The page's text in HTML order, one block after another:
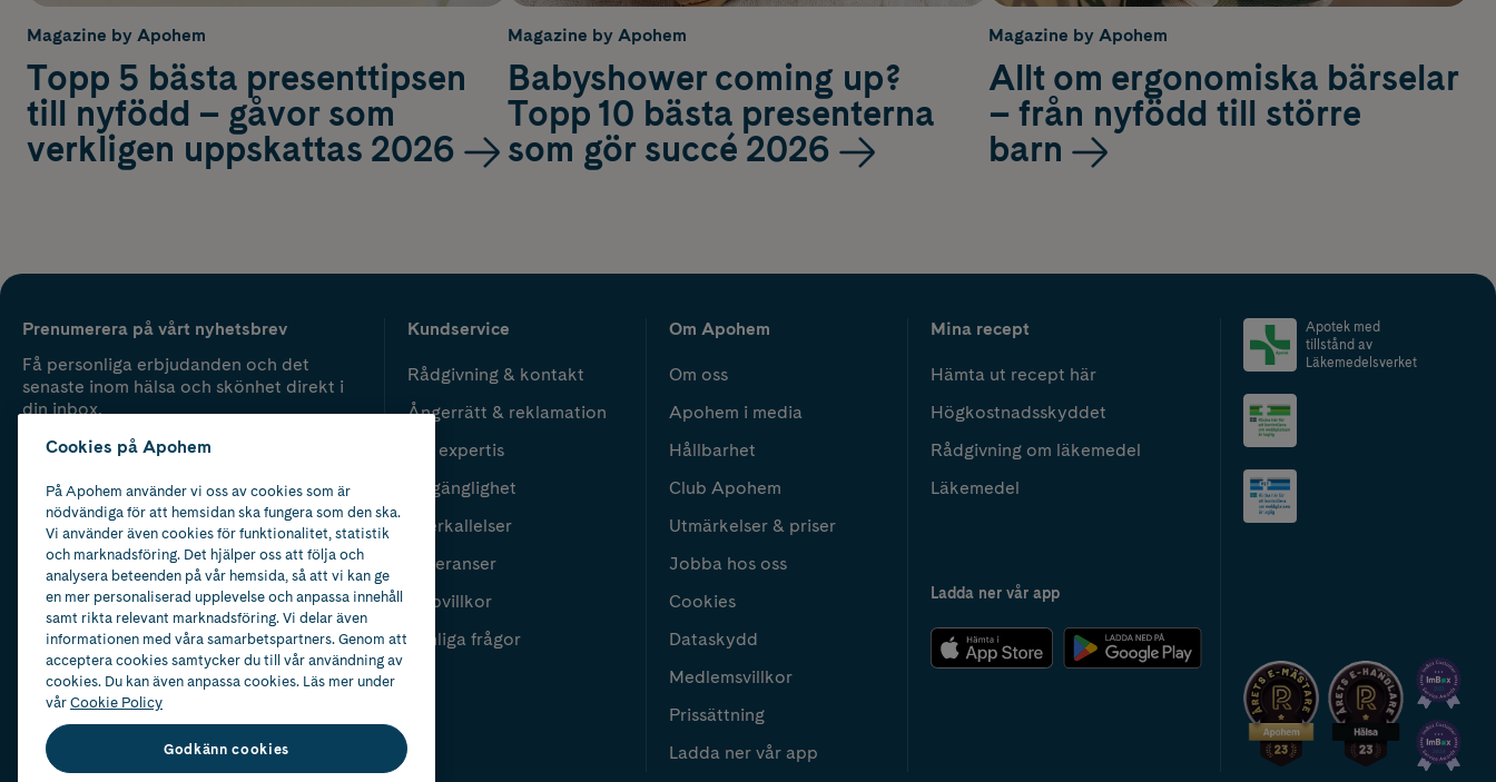
Magazine by Apohem
Topp 5 bästa presenttipsen
till nyfödd – gåvor som
verkligen uppskattas 2026
Magazine by Apohem
Babyshower coming up?
Topp 10 bästa presenterna
som gör succé 2026
Magazine by Apohem
Allt om ergonomiska bärselar
– från nyfödd till större
barn
Prenumerera på vårt nyhetsbrev
Få personliga erbjudanden och det
senaste inom hälsa och skönhet direkt i
din inbox.
Kundservice
Rådgivning & kontakt
Ångerrätt & reklamation
Vår expertis
Tillgänglighet
Återkallelser
Leveranser
Köpvillkor
Vanliga frågor
Om Apohem
Om oss
Apohem i media
Hållbarhet
Club Apohem
Utmärkelser & priser
Jobba hos oss
Cookies
Dataskydd
Medlemsvillkor
Prissättning
Ladda ner vår app
Mina recept
Hämta ut recept här
Högkostnadsskyddet
Rådgivning om läkemedel
Läkemedel
Ladda ner vår app
Apotek med
tillstånd av
Läkemedelsverket
2024
Cookies på Apohem
På Apohem använder vi oss av cookies som är
nödvändiga för att hemsidan ska fungera som den ska.
Vi använder även cookies för funktionalitet, statistik
och marknadsföring. Det hjälper oss att följa och
analysera beteenden på vår hemsida, så att vi kan ge
en mer personaliserad upplevelse och anpassa innehåll
samt rikta relevant marknadsföring. Vi delar även
informationen med våra samarbetspartners. Genom att
acceptera cookies samtycker du till vår användning av
cookies. Du kan även anpassa cookies. Läs mer under
vårCookie Policy
Godkänn cookies